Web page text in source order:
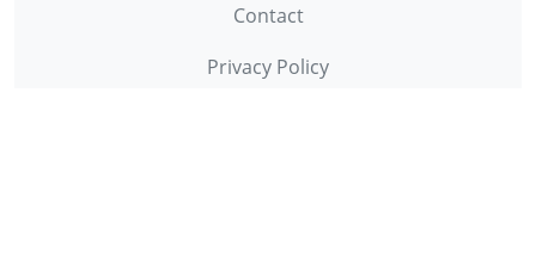
Contact
Privacy Policy